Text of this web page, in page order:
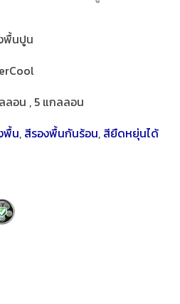
พื้นปูน
ลอน , 5 แกลลอน
พื้น, สีรองพื้นกันร้อน, สียืดหยุ่นได้